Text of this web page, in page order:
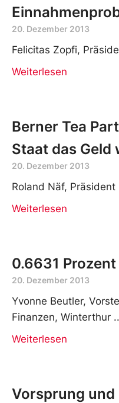
20. Dezember 2013
Felicitas Zopfi,
Weiterlesen
Berner Tea
Staat das Geld
20. Dezember 2013
Roland Näf, Präsident
Weiterlesen
0.6631 Prozent
20. Dezember 2013
Yvonne Beutler,
Finanzen, Winterthur
Weiterlesen
Vorsprung und